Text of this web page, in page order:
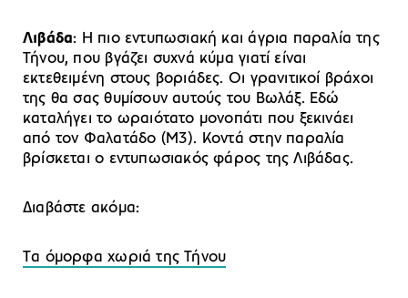
Λιβάδα: Η πιο εντυπωσιακή και άγρια παραλία της
Τήνου, που βγάζει συχνά κύμα γιατί είναι
εκτεθειμένη στους βοριάδες. Οι γρανιτικοί βράχοι
της θα σας θυμίσουν αυτούς του Βωλάξ. Εδώ
καταλήγει το ωραιότατο μονοπάτι που ξεκινάει
από τον Φαλατάδο (Μ3). Κοντά στην παραλία
βρίσκεται ο εντυπωσιακός φάρος της Λιβάδας.
Διαβάστε ακόμα:
Tα όμορφα χωριά της Τήνου